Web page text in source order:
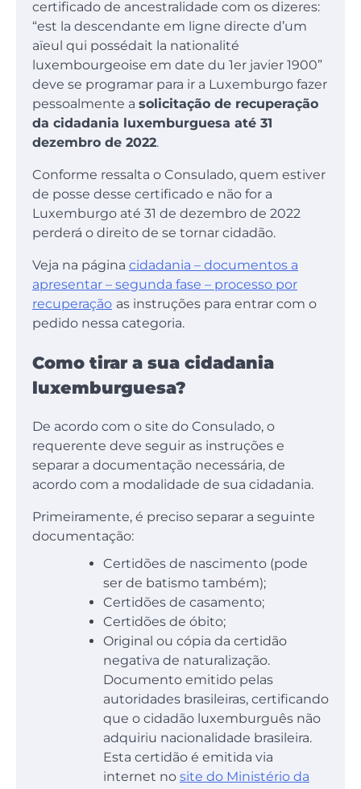
certificado de ancestralidade com os dizeres:
“est la descendante em ligne directe d’um
aïeul qui possédait la nationalité
luxembourgeoise em date du 1er javier 1900”
deve se programar para ir a Luxemburgo fazer
pessoalmente a solicitação de recuperação
da cidadania luxemburguesa até 31
dezembro de 2022.
Conforme ressalta o Consulado, quem estiver
de posse desse certificado e não for a
Luxemburgo até 31 de dezembro de 2022
perderá o direito de se tornar cidadão.
Veja na página cidadania – documentos a
apresentar – segunda fase – processo por
recuperação as instruções para entrar com o
pedido nessa categoria.
Como tirar a sua cidadania
luxemburguesa?
De acordo com o site do Consulado, o
requerente deve seguir as instruções e
separar a documentação necessária, de
acordo com a modalidade de sua cidadania.
Primeiramente, é preciso separar a seguinte
documentação:
Certidões de nascimento (pode
ser de batismo também);
Certidões de casamento;
Certidões de óbito;
Original ou cópia da certidão
negativa de naturalização.
Documento emitido pelas
autoridades brasileiras, certificando
que o cidadão luxemburguês não
adquiriu nacionalidade brasileira.
Esta certidão é emitida via
internet no site do Ministério da